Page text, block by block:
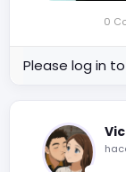
0
Please log in